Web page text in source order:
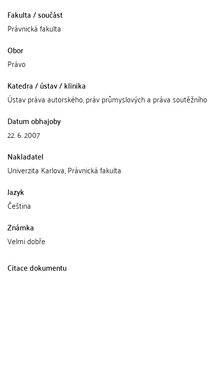
Fakulta / součást
Právnická fakulta
Obor
Právo
Katedra / ústav / klinika
Ústav práva autorského, práv průmyslových a práva soutěžního
Datum obhajoby
22. 6. 2007
Nakladatel
Univerzita Karlova, Právnická fakulta
Jazyk
Čeština
Známka
Velmi dobře
Citace dokumentu